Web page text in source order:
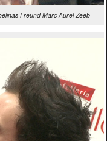
Freund Marc Aurel Zeeb